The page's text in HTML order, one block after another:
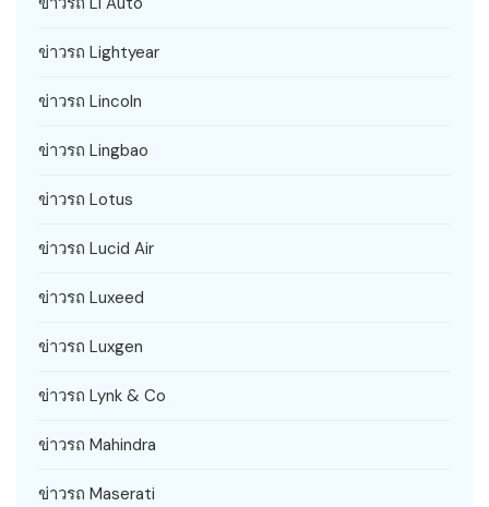
ข่าวรถ Lightyear
ข่าวรถ Lincoln
ข่าวรถ Lingbao
ข่าวรถ Lotus
ข่าวรถ Lucid Air
ข่าวรถ Luxeed
ข่าวรถ Luxgen
ข่าวรถ Lynk & Co
ข่าวรถ Mahindra
ข่าวรถ Maserati